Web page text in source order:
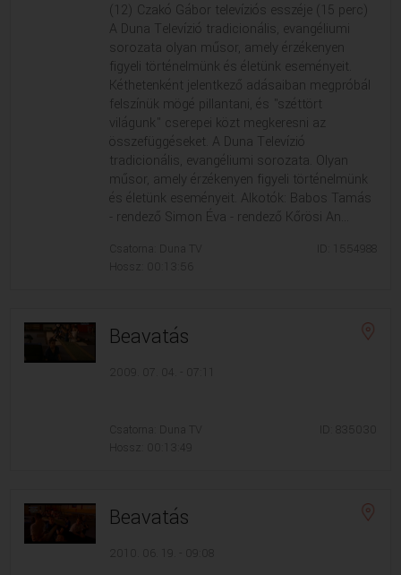
(12) Czakó Gábor televíziós esszéje (15 perc)
A Duna Televízió tradicionális, evangéliumi
sorozata olyan műsor, amely érzékenyen
figyeli történelmünk és életünk eseményeit.
Kéthetenként jelentkező adásaiban megpróbál
felszínük mögé pillantani, és "széttört
világunk" cserepei közt megkeresni az
összefüggéseket. A Duna Televízió
tradicionális, evangéliumi sorozata. Olyan
műsor, amely érzékenyen figyeli történelmünk
és életünk eseményeit. Alkotók: Babos Tamás
- rendező Simon Éva - rendező Kőrösi An...
Csatorna: Duna TV
Hossz: 00:13:56
ID: 1554988
Beavatás
2009. 07. 04. - 07:11
Csatorna: Duna TV
Hossz: 00:13:49
Beavatás